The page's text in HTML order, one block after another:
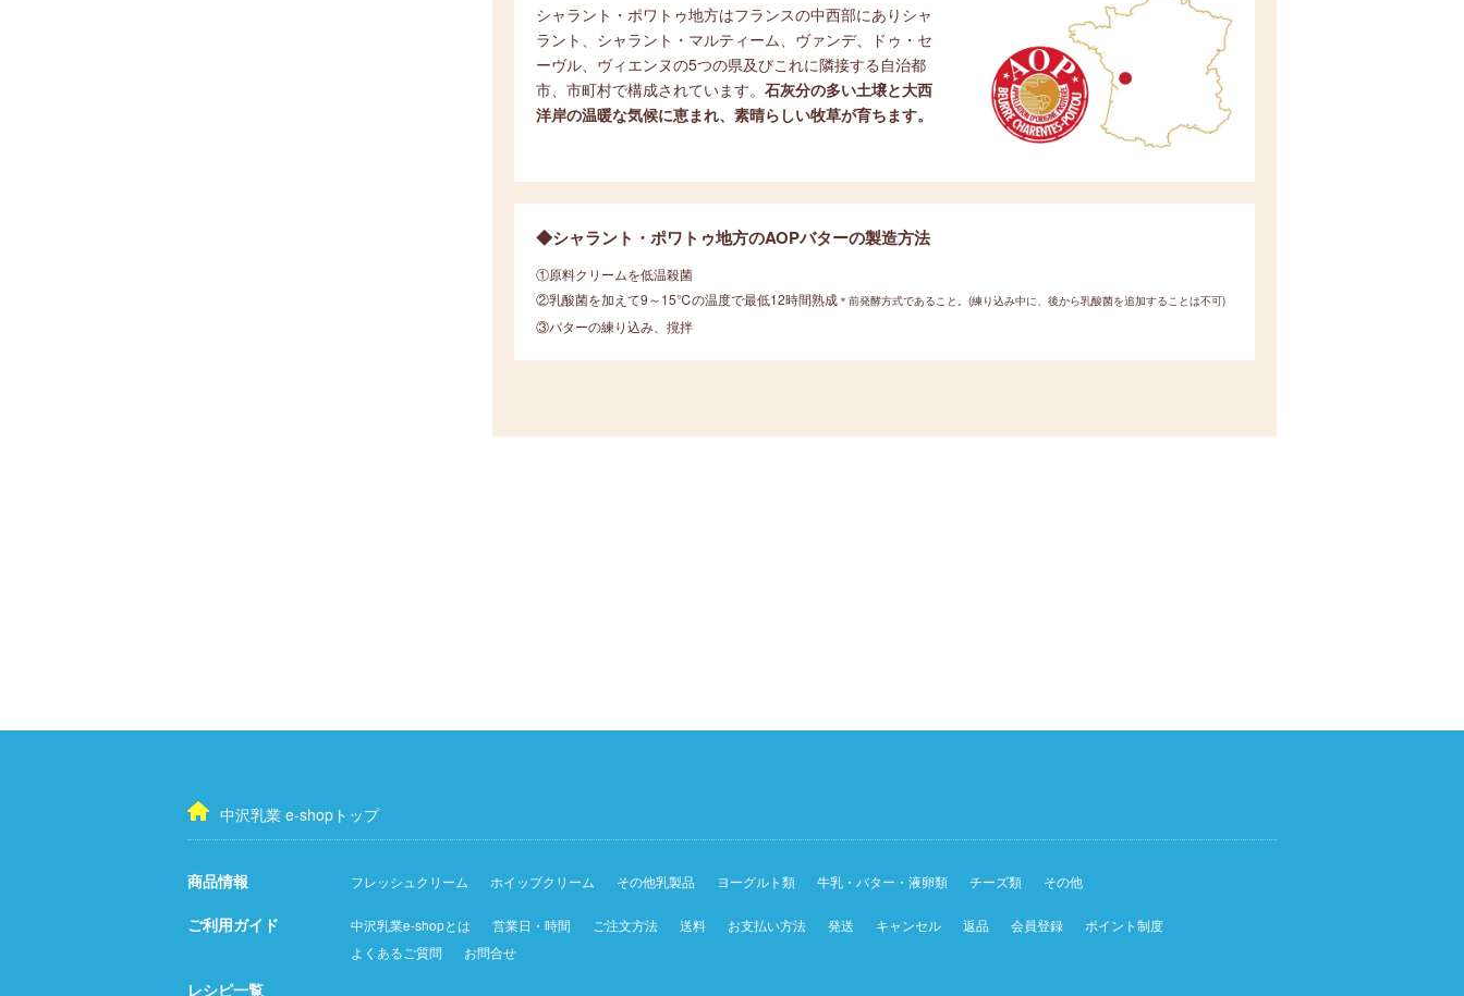
シャラント・ポワトゥ地方はフランスの中西部にありシャ
ラント、シャラント・マルティーム、ヴァンデ、ドゥ・セ
ーヴル、ヴィエンヌの5つの県及びこれに隣接する自治都
市、市町村で構成されています。 石灰分の多い土壌と大西
洋岸の温暖な気候に恵まれ、素晴らしい牧草が育ちます。
◆シャラント・ポワトゥ地方のAOPバターの製造方法
①原料クリームを低温殺菌
②乳酸菌を加えて9～15℃の温度で最低12時間熟成 ＊前発酵方式であること。(練り込み中に、後から乳酸菌を追加することは不可)
③バターの練り込み、撹拌
中沢乳業 e-shopトップ
商品情報 フレッシュクリーム ホイップクリーム その他乳製品 ヨーグルト類 牛乳・バター・液卵類 チーズ類 その他
ご利用ガイド 中沢乳業e-shopとは 営業日・時間 ご注文方法 送料 お支払い方法 発送 キャンセル 返品 会員登録
ポイント制度
よくあるご質問
お問合せ
レシピ一覧